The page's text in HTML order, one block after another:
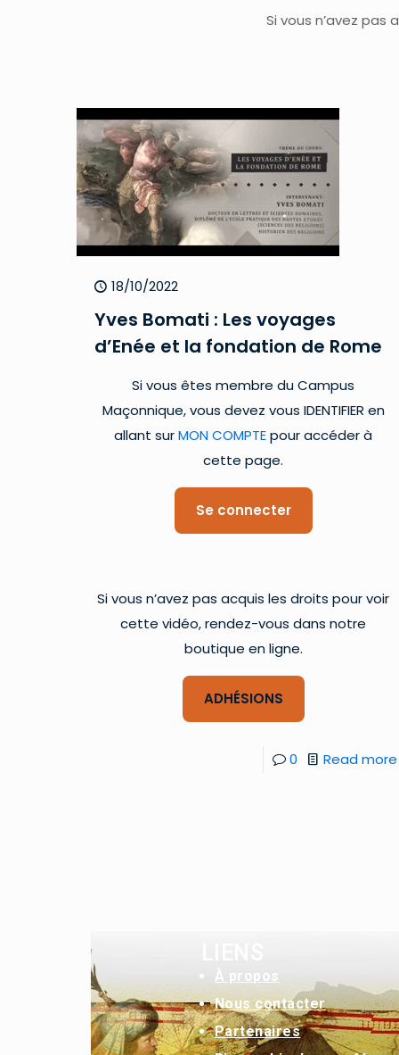
Si vous n’avez
18/10/2022
Yves Bomati : Les voyages
d’Enée et la fondation de Rome
Si vous êtes membre du Campus
Maçonnique, vous devez vous IDENTIFIER en
allant surMON COMPTEpour accéder à
cette page.
Se connecter
Si vous n’avez pas acquis les droits pour voir
cette vidéo, rendez-vous dans notre
boutique en ligne.
ADHÉSIONS
0 Read more
À propos
Nous contacter
Partenaires